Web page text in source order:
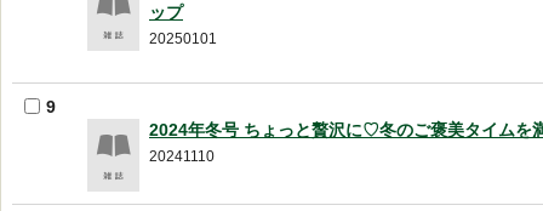
ップ
20250101
9
2024年冬号 ちょっと贅沢に♡冬のご褒美タイムを
20241110